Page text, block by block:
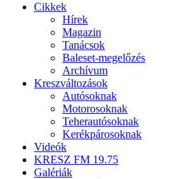
Cikkek
Hírek
Magazin
Tanácsok
Baleset-megelőzés
Archívum
Kreszváltozások
Autósoknak
Motorosoknak
Teherautósoknak
Kerékpárosoknak
Videók
KRESZ FM 19.75
Galériák